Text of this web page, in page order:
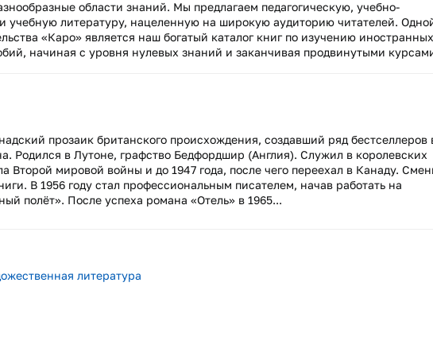
области знаний. Мы предлагаем педагогическую, учебно-
учебную литературу, нацеленную на широкую аудиторию читателей.
«Каро» является наш богатый каталог книг по изучению иностранных
начиная с уровня нулевых знаний и заканчивая продвинутыми
прозаик британского происхождения, создавший ряд бестселлеров
Родился в Лутоне, графство Бедфордшир (Англия). Служил в королевских
Второй мировой войны и до 1947 года, после чего переехал в Канаду.
В 1956 году стал профессиональным писателем, начав работать на
полёт». После успеха романа «Отель» в 1965...
литература